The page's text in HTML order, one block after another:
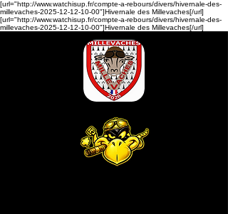
[url="http://www.watchisup.fr/compte-a-rebours/divers/hivernale-des-
millevaches-2025-12-12-10-00"]Hivernale des Millevaches[/url]
[url="http://www.watchisup.fr/compte-a-rebours/divers/hivernale-des-
millevaches-2025-12-12-10-00"]Hivernale des Millevaches[/url]